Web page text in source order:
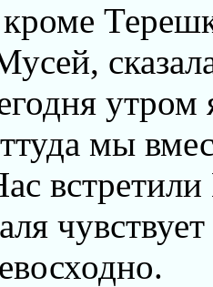
утром
мы